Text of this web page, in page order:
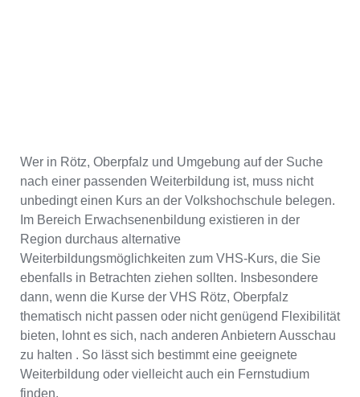
Wer in Rötz, Oberpfalz und Umgebung auf der Suche
nach einer passenden Weiterbildung ist, muss nicht
unbedingt einen Kurs an der Volkshochschule belegen.
Im Bereich Erwachsenenbildung existieren in der
Region durchaus alternative
Weiterbildungsmöglichkeiten zum VHS-Kurs, die Sie
ebenfalls in Betrachten ziehen sollten. Insbesondere
dann, wenn die Kurse der VHS Rötz, Oberpfalz
thematisch nicht passen oder nicht genügend Flexibilität
bieten, lohnt es sich, nach anderen Anbietern Ausschau
zu halten . So lässt sich bestimmt eine geeignete
Weiterbildung oder vielleicht auch ein Fernstudium
finden.